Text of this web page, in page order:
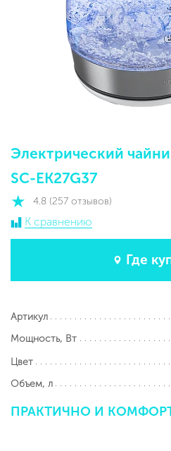
Электрический
SC-EK27G37
4.8 (257 отзывов)
К сравнению
Где
Артикул
Мощность, Вт
Цвет
Объем, л
ПРАКТИЧНО И